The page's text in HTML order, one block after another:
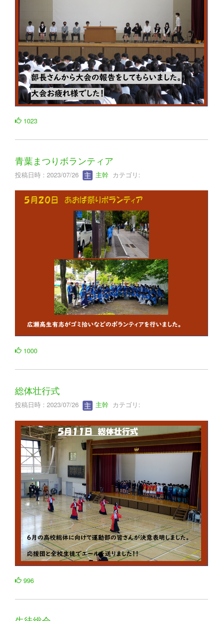
1023
青葉まつりボランティア
投稿日時 : 2023/07/26 主幹 カテゴリ:
1000
総体壮行式
投稿日時 : 2023/07/26 主幹 カテゴリ:
996